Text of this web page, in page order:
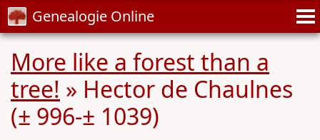
Genealogie Online
More like a forest than a
tree! » Hector de Chaulnes
(± 996-± 1039)